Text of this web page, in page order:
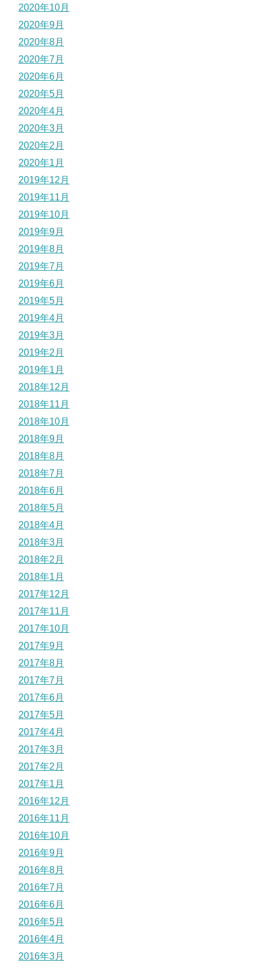
2020年10月
2020年9月
2020年8月
2020年7月
2020年6月
2020年5月
2020年4月
2020年3月
2020年2月
2020年1月
2019年12月
2019年11月
2019年10月
2019年9月
2019年8月
2019年7月
2019年6月
2019年5月
2019年4月
2019年3月
2019年2月
2019年1月
2018年12月
2018年11月
2018年10月
2018年9月
2018年8月
2018年7月
2018年6月
2018年5月
2018年4月
2018年3月
2018年2月
2018年1月
2017年12月
2017年11月
2017年10月
2017年9月
2017年8月
2017年7月
2017年6月
2017年5月
2017年4月
2017年3月
2017年2月
2017年1月
2016年12月
2016年11月
2016年10月
2016年9月
2016年8月
2016年7月
2016年6月
2016年5月
2016年4月
2016年3月